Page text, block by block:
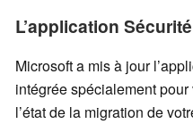
L’application
Microsoft a mis à jour
intégrée spécialement
l’état de la migration de